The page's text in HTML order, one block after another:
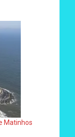
Matinhos